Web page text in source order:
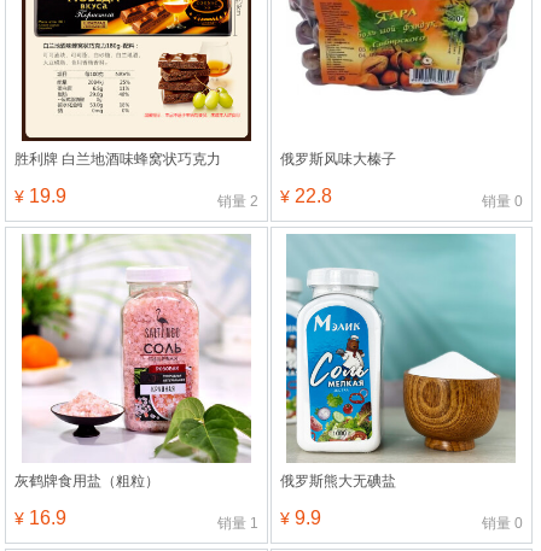
胜利牌 白兰地酒味蜂窝状巧克力
¥ 19.9 销量 2
俄罗斯风味大榛子
¥22.8 销量 0
灰鹤牌食用盐（粗粒）
¥ 16.9 销量 1
俄罗斯熊大无碘盐
¥9.9 销量 0